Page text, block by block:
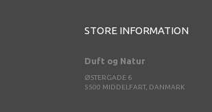
STORE INFORMATION
Duft og Natur
ØSTERGADE 6
5500 MIDDELFART, DANMARK